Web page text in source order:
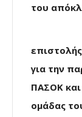
του
για την
ΠΑΣΟΚ και
ομάδας